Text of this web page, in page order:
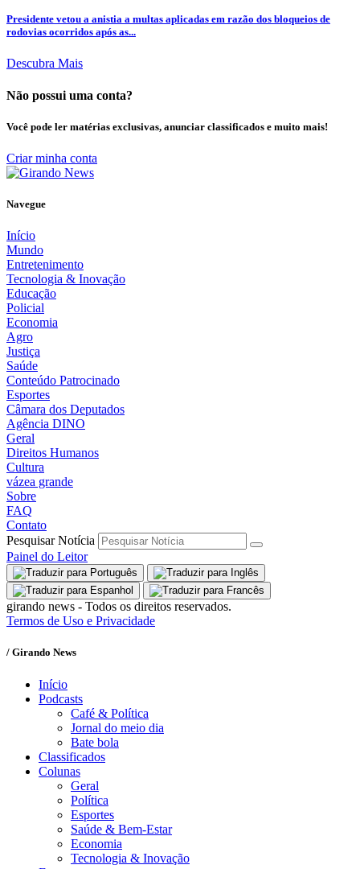
Presidente vetou a anistia a multas aplicadas em razão dos bloqueios de
rodovias ocorridos após as...
Descubra Mais
Não possui uma conta?
Você pode ler matérias exclusivas, anunciar classificados e muito mais!
Criar minha conta
Navegue
Início
Mundo
Entretenimento
Tecnologia & Inovação
Educação
Policial
Economia
Agro
Justiça
Saúde
Conteúdo Patrocinado
Esportes
Câmara dos Deputados
Agência DINO
Geral
Direitos Humanos
Cultura
vázea grande
Sobre
FAQ
Contato
Pesquisar Notícia
Painel do Leitor
girando news - Todos os direitos reservados.
Termos de Uso e Privacidade
/ Girando News
Início
Podcasts
Café & Política
Jornal do meio dia
Bate bola
Classificados
Colunas
Geral
Política
Esportes
Saúde & Bem-Estar
Economia
Tecnologia & Inovação